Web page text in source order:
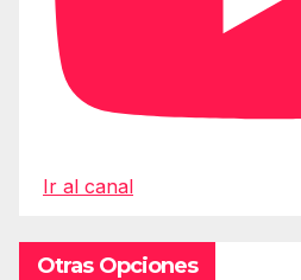
Ir al canal
Otras Opciones